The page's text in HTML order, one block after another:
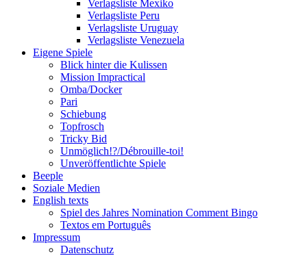
Verlagsliste Mexiko
Verlagsliste Peru
Verlagsliste Uruguay
Verlagsliste Venezuela
Eigene Spiele
Blick hinter die Kulissen
Mission Impractical
Omba/Docker
Pari
Schiebung
Topfrosch
Tricky Bid
Unmöglich!?/Débrouille-toi!
Unveröffentlichte Spiele
Beeple
Soziale Medien
English texts
Spiel des Jahres Nomination Comment Bingo
Textos em Português
Impressum
Datenschutz